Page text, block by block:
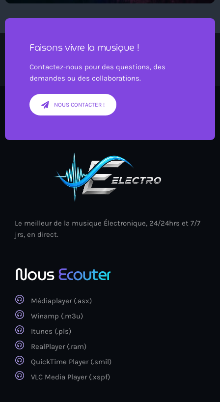
Faisons vivre la musique !
Contactez-nous pour des questions, des
demandes ou des collaborations.
NOUS CONTACTER !
Le meilleur de la musique Électronique, 24/24hrs et 7/7
jrs, en direct.
NousEcouter
Médiaplayer (.asx)
Winamp (.m3u)
Itunes (.pls)
RealPlayer (.ram)
QuickTime Player (.smil)
VLC Media Player (.xspf)